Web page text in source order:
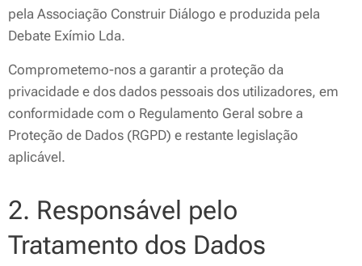
pela Associação Construir Diálogo e produzida pela
Debate Exímio Lda.
Comprometemo-nos a garantir a proteção da
privacidade e dos dados pessoais dos utilizadores, em
conformidade com o Regulamento Geral sobre a
Proteção de Dados (RGPD) e restante legislação
aplicável.
2. Responsável pelo
Tratamento dos Dados